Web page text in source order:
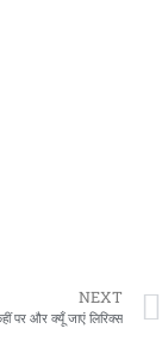
NEXT
पर और क्यूँ जाएं लिरिक्स